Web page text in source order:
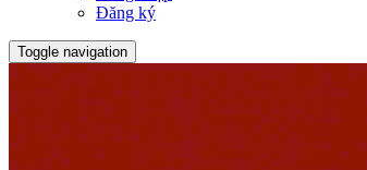
Đăng ký
Toggle navigation